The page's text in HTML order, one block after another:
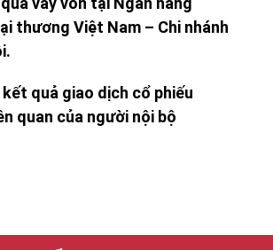
thương Việt Nam – Chi nhánh
quả giao dịch cổ phiếu
quan của người nội bộ